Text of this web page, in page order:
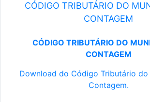
CÓDIGO TRIBUTÁRIO DO
CONTAGEM
CÓDIGO TRIBUTÁRIO DO
CONTAGEM
Download do Código Tributário
Contagem.